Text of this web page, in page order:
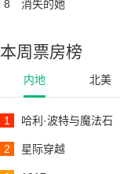
8 消失的她
本周票房榜
内地 北美
1 哈利·波特与魔法石
2 星际穿越